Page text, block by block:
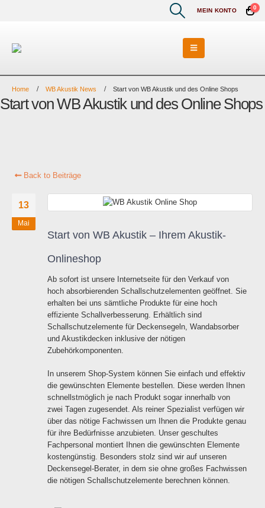
MEIN KONTO 0
Home WB Akustik News Start von WB Akustik und des Online Shops
Start von WB Akustik und des Online Shops
Back to Beiträge
13
Mai
Start von WB Akustik – Ihrem Akustik-
Onlineshop
Ab sofort ist unsere Internetseite für den Verkauf von
hoch absorbierenden Schallschutzelementen geöffnet. Sie
erhalten bei uns sämtliche Produkte für eine hoch
effiziente Schallverbesserung. Erhältlich sind
Schallschutzelemente für Deckensegeln, Wandabsorber
und Akustikdecken inklusive der nötigen
Zubehörkomponenten.
In unserem Shop-System können Sie einfach und effektiv
die gewünschten Elemente bestellen. Diese werden Ihnen
schnellstmöglich je nach Produkt sogar innerhalb von
zwei Tagen zugesendet. Als reiner Spezialist verfügen wir
über das nötige Fachwissen um Ihnen die Produkte genau
für ihre Bedürfnisse anzubieten. Unser geschultes
Fachpersonal montiert Ihnen die gewünschten Elemente
kostengünstig. Besonders stolz sind wir auf unseren
Deckensegel-Berater, in dem sie ohne großes Fachwissen
die nötigen Schallschutzelemente berechnen können.